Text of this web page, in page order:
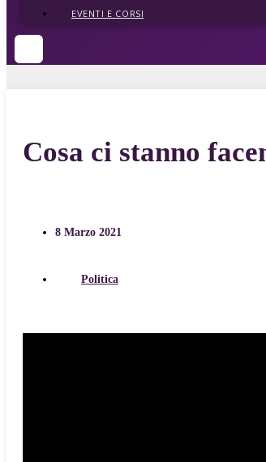
EVENTI E CORSI
Cosa ci stanno
8 Marzo 2021
Politica